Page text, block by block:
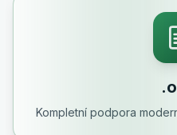
Kompletní podpora